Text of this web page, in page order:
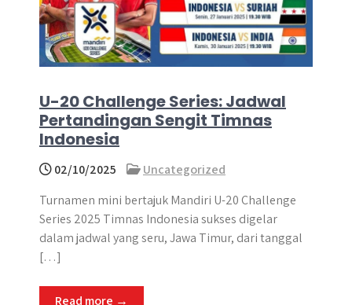
U-20 Challenge Series: Jadwal
Pertandingan Sengit Timnas
Indonesia
02/10/2025
Uncategorized
Turnamen mini bertajuk Mandiri U-20 Challenge
Series 2025 Timnas Indonesia sukses digelar
dalam jadwal yang seru, Jawa Timur, dari tanggal
[…]
Read more →